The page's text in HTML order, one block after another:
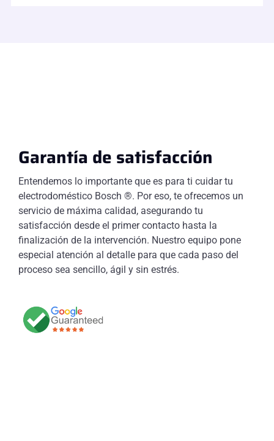
Garantía de satisfacción
Entendemos lo importante que es para ti cuidar tu
electrodoméstico Bosch ®. Por eso, te ofrecemos un
servicio de máxima calidad, asegurando tu
satisfacción desde el primer contacto hasta la
finalización de la intervención. Nuestro equipo pone
especial atención al detalle para que cada paso del
proceso sea sencillo, ágil y sin estrés.